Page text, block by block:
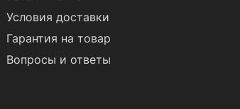
Условия доставки
Гарантия на товар
Вопросы и ответы